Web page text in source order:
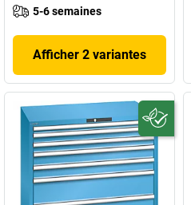
5-6 semaines
Afficher 2 variantes